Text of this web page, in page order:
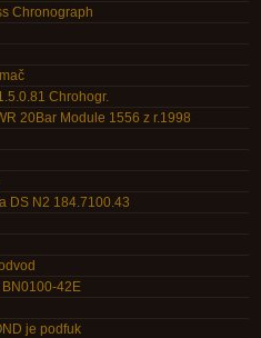
Chronograph
Chrohogr.
20Bar Module 1556 z r.1998
DS N2 184.7100.43
42E
je podfuk